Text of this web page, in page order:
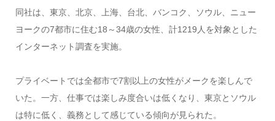
同社は、東京、北京、上海、台北、バンコク、ソウル、ニュー
ヨークの7都市に住む18～34歳の女性、計1219人を対象とした
インターネット調査を実施。
プライベートでは全都市で7割以上の女性がメークを楽しんで
いた。一方、仕事では楽しみ度合いは低くなり、東京とソウル
は特に低く、義務として感じている傾向が見られた。